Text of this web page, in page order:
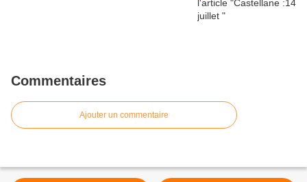
Commentaires
Ajouter un commentaire